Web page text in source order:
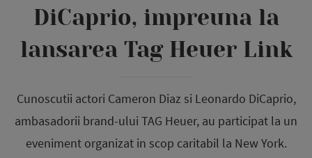
DiCaprio, impreuna la
lansarea Tag Heuer Link
Cunoscutii actori Cameron Diaz si Leonardo DiCaprio,
ambasadorii brand-ului TAG Heuer, au participat la un
eveniment organizat in scop caritabil la New York.